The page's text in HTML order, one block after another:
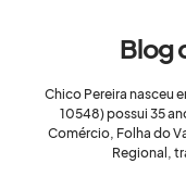
Blog
Chico Pereira nasceu
10548) possui 35
Comércio, Folha do
Regional,